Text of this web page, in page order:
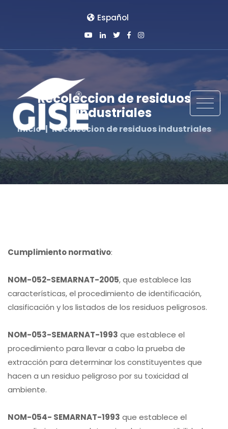
Español
Recoleccion de residuos
industriales
Inicio Recoleccion de residuos industriales
Cumplimiento normativo:
NOM-052-SEMARNAT-2005, que establece las
características, el procedimiento de identificación,
clasificación y los listados de los residuos peligrosos.
NOM-053-SEMARNAT-1993 que establece el
procedimiento para llevar a cabo la prueba de
extracción para determinar los constituyentes que
hacen a un residuo peligroso por su toxicidad al
ambiente.
NOM-054- SEMARNAT-1993 que establece el